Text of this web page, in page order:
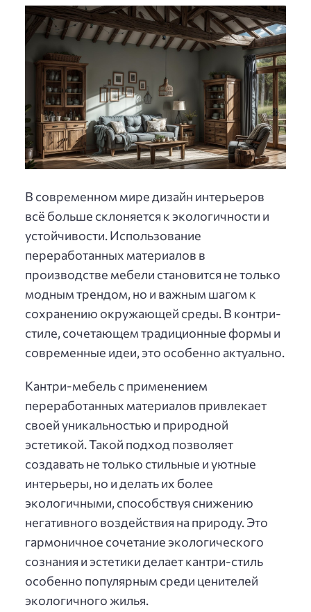
В современном мире дизайн интерьеров
всё больше склоняется к экологичности и
устойчивости. Использование
переработанных материалов в
производстве мебели становится не только
модным трендом, но и важным шагом к
сохранению окружающей среды. В контри-
стиле, сочетающем традиционные формы и
современные идеи, это особенно актуально.
Кантри-мебель с применением
переработанных материалов привлекает
своей уникальностью и природной
эстетикой. Такой подход позволяет
создавать не только стильные и уютные
интерьеры, но и делать их более
экологичными, способствуя снижению
негативного воздействия на природу. Это
гармоничное сочетание экологического
сознания и эстетики делает кантри-стиль
особенно популярным среди ценителей
экологичного жилья.